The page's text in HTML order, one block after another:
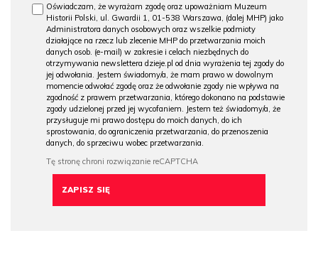
Oświadczam, że wyrażam zgodę oraz upoważniam Muzeum
Historii Polski, ul. Gwardii 1, 01-538 Warszawa, (dalej MHP) jako
Administratora danych osobowych oraz wszelkie podmioty
działające na rzecz lub zlecenie MHP do przetwarzania moich
danych osob. (e-mail) w zakresie i celach niezbędnych do
otrzymywania newslettera dzieje.pl od dnia wyrażenia tej zgody do
jej odwołania. Jestem świadomy/a, że mam prawo w dowolnym
momencie odwołać zgodę oraz że odwołanie zgody nie wpływa na
zgodność z prawem przetwarzania, którego dokonano na podstawie
zgody udzielonej przed jej wycofaniem. Jestem też świadomy/a, że
przysługuje mi prawo dostępu do moich danych, do ich
sprostowania, do ograniczenia przetwarzania, do przenoszenia
danych, do sprzeciwu wobec przetwarzania.